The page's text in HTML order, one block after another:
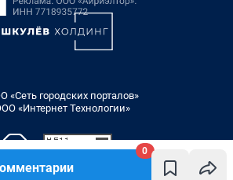
0
«Сеть городских порталов»
«Интернет Технологии»